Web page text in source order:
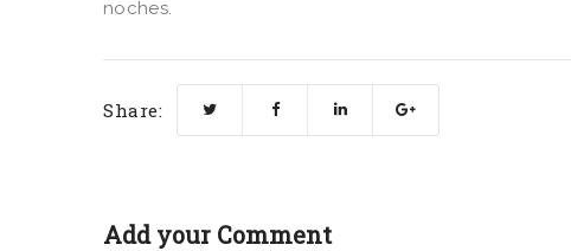
noches.
Share:
Add your Comment